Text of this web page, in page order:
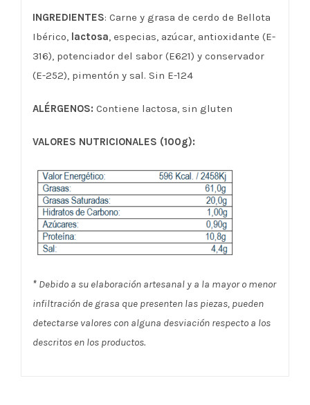
INGREDIENTES: Carne y grasa de cerdo de Bellota
Ibérico, lactosa, especias, azúcar, antioxidante (E-
316), potenciador del sabor (E621) y conservador
(E-252), pimentón y sal. Sin E-124
ALÉRGENOS: Contiene lactosa, sin gluten
VALORES NUTRICIONALES (100g):
*Debido a su elaboración artesanal y a la mayor o menor
infiltración de grasa que presenten las piezas, pueden
detectarse valores con alguna desviación respecto a los
descritos en los productos.